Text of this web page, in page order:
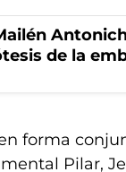
de la
forma
Pilar,